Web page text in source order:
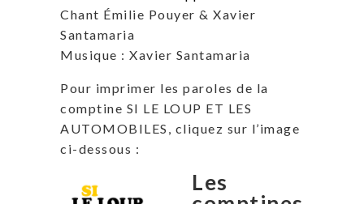
Chant Émilie Pouyer & Xavier
Santamaria
Musique : Xavier Santamaria
Pour imprimer les paroles de la
comptine SI LE LOUP ET LES
AUTOMOBILES, cliquez sur l’image
ci-dessous :
Les